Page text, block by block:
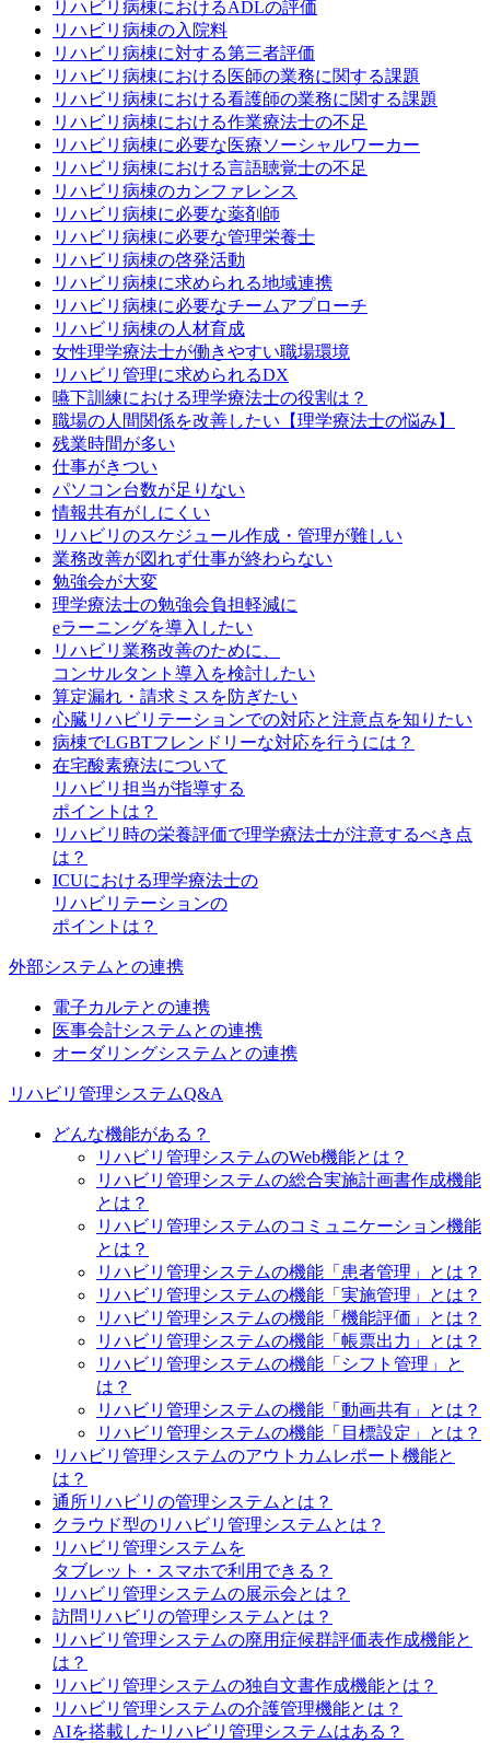
リハビリ病棟におけるADLの評価
リハビリ病棟の入院料
リハビリ病棟に対する第三者評価
リハビリ病棟における医師の業務に関する課題
リハビリ病棟における看護師の業務に関する課題
リハビリ病棟における作業療法士の不足
リハビリ病棟に必要な医療ソーシャルワーカー
リハビリ病棟における言語聴覚士の不足
リハビリ病棟のカンファレンス
リハビリ病棟に必要な薬剤師
リハビリ病棟に必要な管理栄養士
リハビリ病棟の啓発活動
リハビリ病棟に求められる地域連携
リハビリ病棟に必要なチームアプローチ
リハビリ病棟の人材育成
女性理学療法士が働きやすい職場環境
リハビリ管理に求められるDX
嚥下訓練における理学療法士の役割は？
職場の人間関係を改善したい【理学療法士の悩み】
残業時間が多い
仕事がきつい
パソコン台数が足りない
情報共有がしにくい
リハビリのスケジュール作成・管理が難しい
業務改善が図れず仕事が終わらない
勉強会が大変
理学療法士の勉強会負担軽減に
eラーニングを導入したい
リハビリ業務改善のために、
コンサルタント導入を検討したい
算定漏れ・請求ミスを防ぎたい
心臓リハビリテーションでの対応と注意点を知りたい
病棟でLGBTフレンドリーな対応を行うには？
在宅酸素療法について
リハビリ担当が指導する
ポイントは？
リハビリ時の栄養評価で理学療法士が注意するべき点
は？
ICUにおける理学療法士の
リハビリテーションの
ポイントは？
外部システムとの連携
電子カルテとの連携
医事会計システムとの連携
オーダリングシステムとの連携
リハビリ管理システムQ&A
どんな機能がある？
リハビリ管理システムのWeb機能とは？
リハビリ管理システムの総合実施計画書作成機能
とは？
リハビリ管理システムのコミュニケーション機能
とは？
リハビリ管理システムの機能「患者管理」とは？
リハビリ管理システムの機能「実施管理」とは？
リハビリ管理システムの機能「機能評価」とは？
リハビリ管理システムの機能「帳票出力」とは？
リハビリ管理システムの機能「シフト管理」と
は？
リハビリ管理システムの機能「動画共有」とは？
リハビリ管理システムの機能「目標設定」とは？
リハビリ管理システムのアウトカムレポート機能と
は？
通所リハビリの管理システムとは？
クラウド型のリハビリ管理システムとは？
リハビリ管理システムを
タブレット・スマホで利用できる？
リハビリ管理システムの展示会とは？
訪問リハビリの管理システムとは？
リハビリ管理システムの廃用症候群評価表作成機能と
は？
リハビリ管理システムの独自文書作成機能とは？
リハビリ管理システムの介護管理機能とは？
AIを搭載したリハビリ管理システムはある？